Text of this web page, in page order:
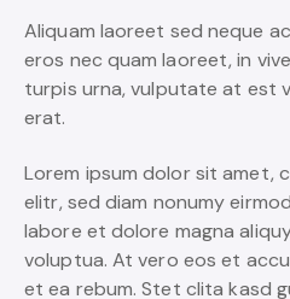
Aliquam laoreet sed neque
eros nec quam laoreet, in
turpis urna, vulputate at est
erat.
Lorem ipsum dolor sit amet,
elitr, sed diam nonumy
labore et dolore magna
voluptua. At vero eos et
et ea rebum. Stet clita kasd